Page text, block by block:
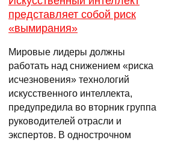
представляет собой риск
«вымирания»
Мировые лидеры должны
работать над снижением «риска
исчезновения» технологий
искусственного интеллекта,
предупредила во вторник группа
руководителей отрасли и
экспертов. В однострочном